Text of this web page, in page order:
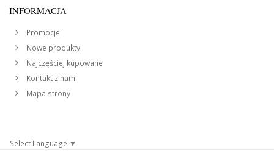
INFORMACJA
Promocje
Nowe produkty
Najczęściej kupowane
Kontakt z nami
Mapa strony
Select Language ▼